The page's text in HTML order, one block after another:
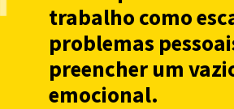
trabalho como
problemas
preencher um
emocional.